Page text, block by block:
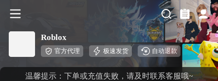
Roblox
官方代理 极速发货 自动退款
温馨提示：下单或充值失败，请及时联系客服哦~